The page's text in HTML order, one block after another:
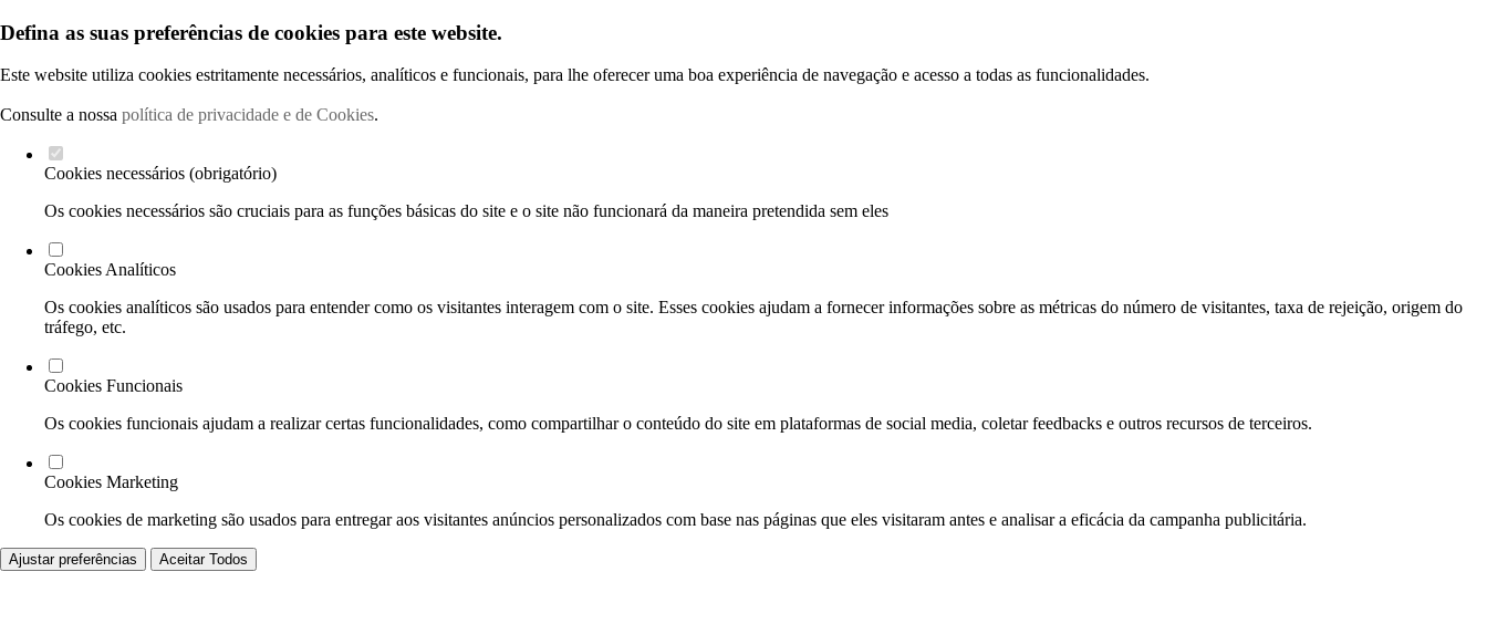
Defina as suas preferências de cookies para este website.
Este website utiliza cookies estritamente necessários, analíticos e funcionais, para lhe oferecer uma boa experiência de navegação e acesso a todas as funcionalidades.
Consulte a nossa política de privacidade e de Cookies.
Cookies necessários (obrigatório)
Os cookies necessários são cruciais para as funções básicas do site e o site não funcionará da maneira pretendida sem eles
Cookies Analíticos
Os cookies analíticos são usados para entender como os visitantes interagem com o site. Esses cookies ajudam a fornecer informações sobre as métricas do número de visitantes, taxa de rejeição, origem do
tráfego, etc.
Cookies Funcionais
Os cookies funcionais ajudam a realizar certas funcionalidades, como compartilhar o conteúdo do site em plataformas de social media, coletar feedbacks e outros recursos de terceiros.
Cookies Marketing
Os cookies de marketing são usados para entregar aos visitantes anúncios personalizados com base nas páginas que eles visitaram antes e analisar a eficácia da campanha publicitária.
Ajustar preferências Aceitar Todos